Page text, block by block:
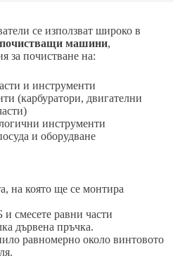
се използват широко в
машини,
за почистване на:
и инструменти
(карбуратори, двигателни
инструменти
и оборудване
на която ще се монтира
смесете равни части
дървена пръчка.
равномерно около винтовото